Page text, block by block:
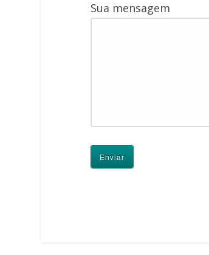
Sua mensagem